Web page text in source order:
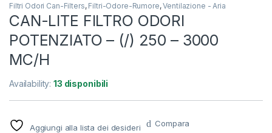
Filtri Odori Can-Filters, Filtri-Odore-Rumore,Ventilazione - Aria
CAN-LITE FILTRO ODORI
POTENZIATO – (/) 250 – 3000
MC/H
Availability:13 disponibili
Aggiungi alla lista dei desideri Compara